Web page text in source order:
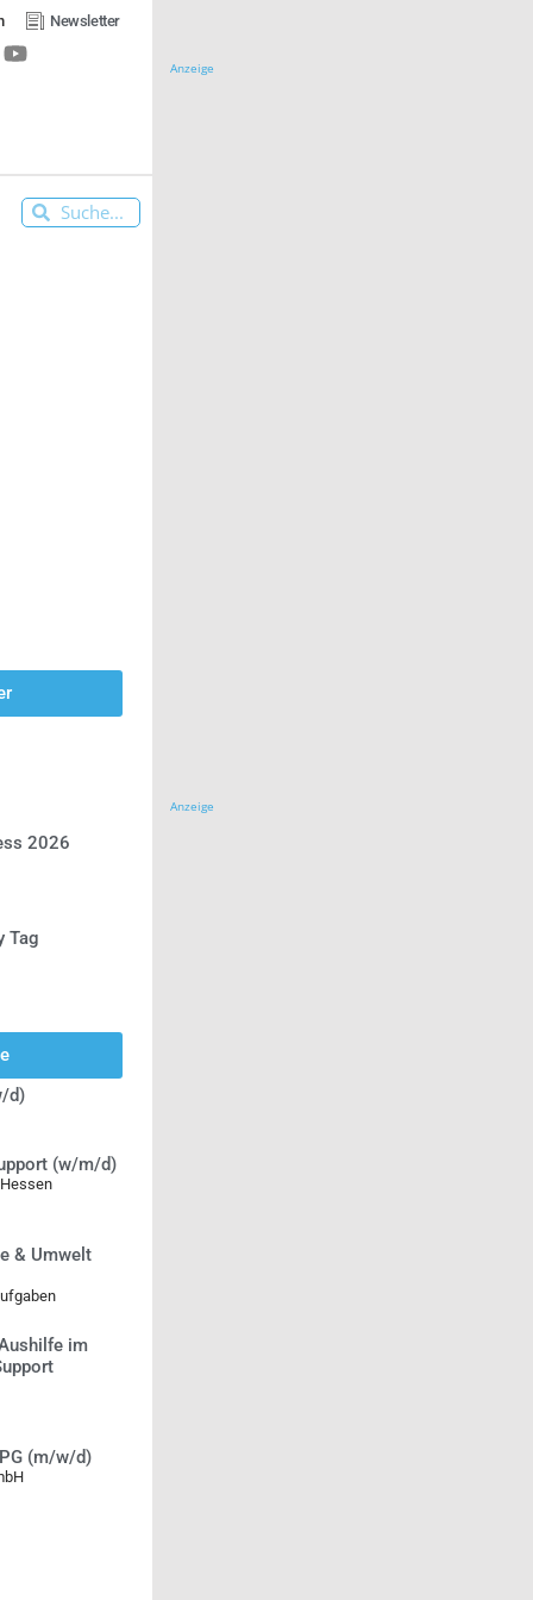
Newsletter
2026
Tag
d)
(w/m/d)
& Umwelt
im
(m/w/d)
Anzeige
Anzeige